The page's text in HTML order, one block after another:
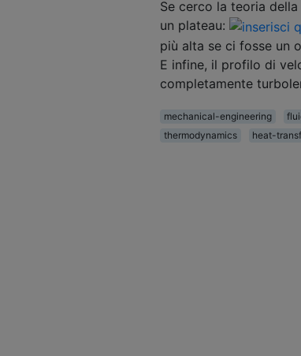
Se cerco la teoria
un plateau:
più alta se ci fosse un
E infine, il profilo di
completamente
mechanical-engineering
thermodynamics
heat-